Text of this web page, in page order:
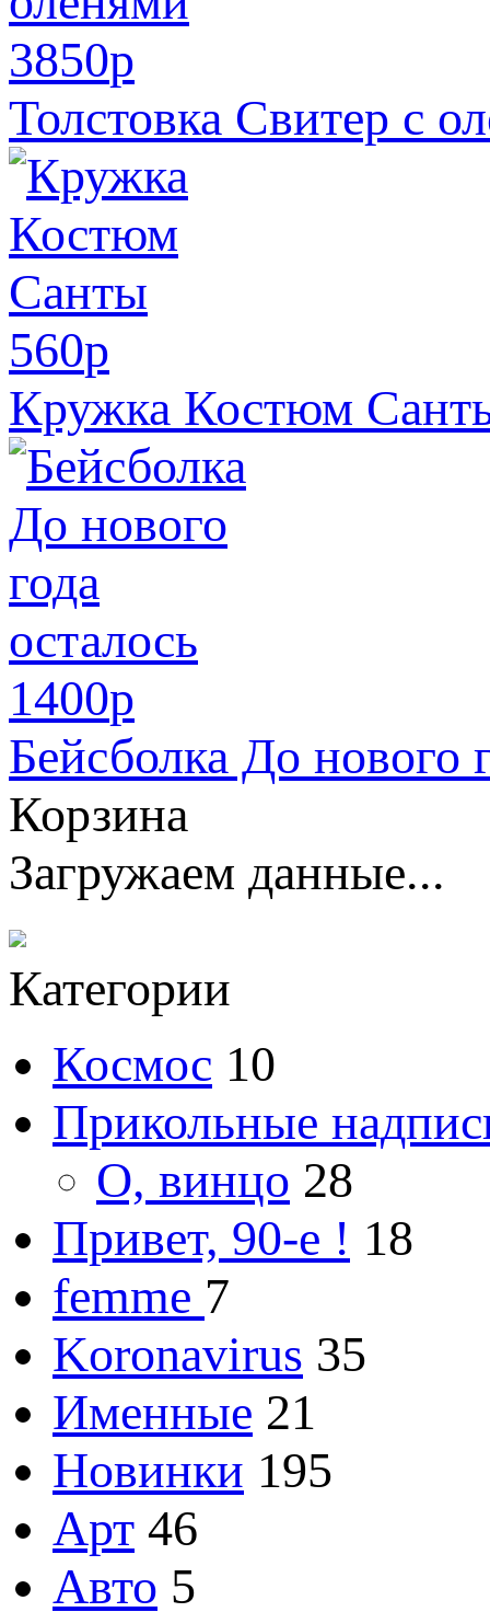
3850p
Толстовка Свитер с
560p
Кружка Костюм
1400p
Бейсболка До нового
Корзина
Загружаем данные...
Категории
Космос 10
Прикольные
О, винцо 28
Привет, 90-е ! 18
femme 7
Koronavirus 35
Именные 21
Новинки 195
Арт 46
Авто 5